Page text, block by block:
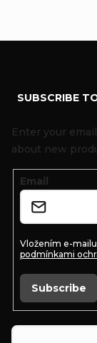
SUBSCRIBE
Enter your
about new
Email
Vložením e-
podmínkami
Subscribe